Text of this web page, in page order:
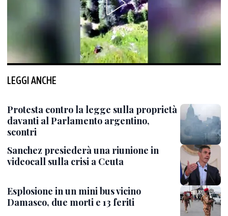
LEGGI ANCHE
Protesta contro la legge sulla proprietà
davanti al Parlamento argentino,
scontri
Sanchez presiederà una riunione in
videocall sulla crisi a Ceuta
Esplosione in un mini bus vicino
Damasco, due morti e 13 feriti